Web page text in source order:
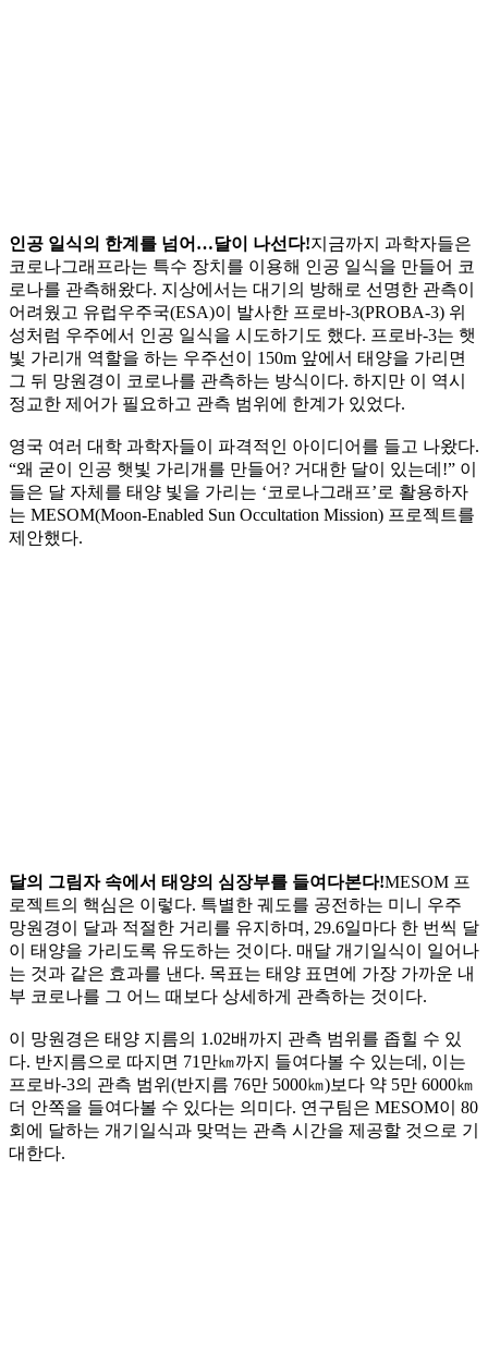
인공 일식의 한계를 넘어…달이 나선다!지금까지 과학자들은
코로나그래프라는 특수 장치를 이용해 인공 일식을 만들어 코
로나를 관측해왔다. 지상에서는 대기의 방해로 선명한 관측이
어려웠고 유럽우주국(ESA)이 발사한 프로바-3(PROBA-3) 위
성처럼 우주에서 인공 일식을 시도하기도 했다. 프로바-3는 햇
빛 가리개 역할을 하는 우주선이 150m 앞에서 태양을 가리면
그 뒤 망원경이 코로나를 관측하는 방식이다. 하지만 이 역시
정교한 제어가 필요하고 관측 범위에 한계가 있었다.
영국 여러 대학 과학자들이 파격적인 아이디어를 들고 나왔다.
“왜 굳이 인공 햇빛 가리개를 만들어? 거대한 달이 있는데!” 이
들은 달 자체를 태양 빛을 가리는 ‘코로나그래프’로 활용하자
는 MESOM(Moon-Enabled Sun Occultation Mission) 프로젝트를
제안했다.
달의 그림자 속에서 태양의 심장부를 들여다본다!MESOM 프
로젝트의 핵심은 이렇다. 특별한 궤도를 공전하는 미니 우주
망원경이 달과 적절한 거리를 유지하며, 29.6일마다 한 번씩 달
이 태양을 가리도록 유도하는 것이다. 매달 개기일식이 일어나
는 것과 같은 효과를 낸다. 목표는 태양 표면에 가장 가까운 내
부 코로나를 그 어느 때보다 상세하게 관측하는 것이다.
이 망원경은 태양 지름의 1.02배까지 관측 범위를 좁힐 수 있
다. 반지름으로 따지면 71만㎞까지 들여다볼 수 있는데, 이는
프로바-3의 관측 범위(반지름 76만 5000㎞)보다 약 5만 6000㎞
더 안쪽을 들여다볼 수 있다는 의미다. 연구팀은 MESOM이 80
회에 달하는 개기일식과 맞먹는 관측 시간을 제공할 것으로 기
대한다.